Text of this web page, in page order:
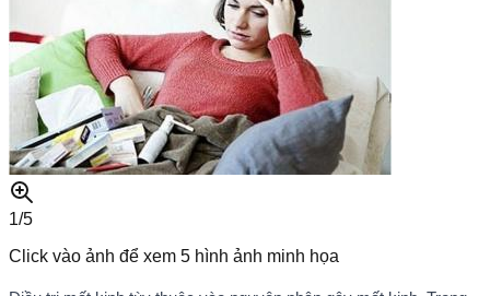
1/5
Click vào ảnh để xem 5 hình ảnh minh họa